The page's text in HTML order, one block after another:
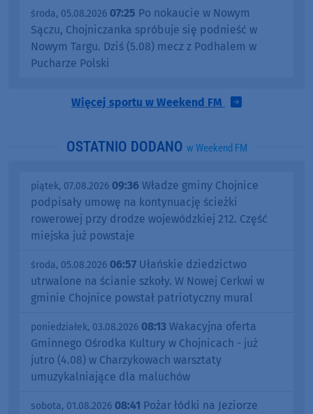
środa, 05.08.2026 07:25 Po nokaucie w Nowym
Sączu, Chojniczanka spróbuje się podnieść w
Nowym Targu. Dziś (5.08) mecz z Podhalem w
Pucharze Polski
Więcej sportu w Weekend FM
OSTATNIO DODANO w Weekend FM
piątek, 07.08.2026 09:36 Władze gminy Chojnice
podpisały umowę na kontynuację ścieżki
rowerowej przy drodze wojewódzkiej 212. Część
miejska już powstaje
środa, 05.08.2026 06:57 Ułańskie dziedzictwo
utrwalone na ścianie szkoły. W Nowej Cerkwi w
gminie Chojnice powstał patriotyczny mural
poniedziałek, 03.08.2026 08:13 Wakacyjna oferta
Gminnego Ośrodka Kultury w Chojnicach - już
jutro (4.08) w Charzykowach warsztaty
umuzykalniające dla maluchów
sobota, 01.08.2026 08:41 Pożar łódki na Jeziorze